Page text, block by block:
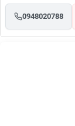
0948020788